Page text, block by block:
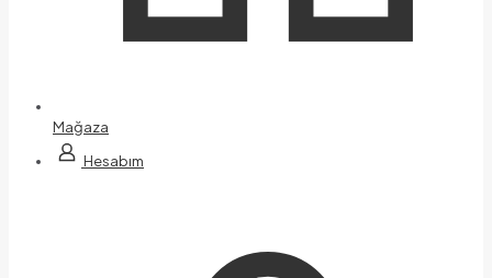
Mağaza
Hesabım